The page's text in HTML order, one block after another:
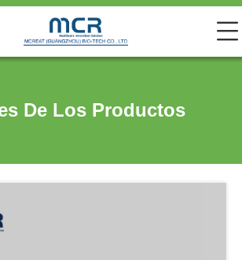
De Los Productos